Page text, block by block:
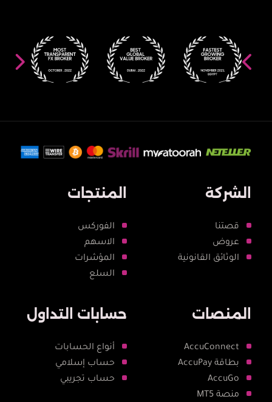
الشركة
قصتنا
عروض
الوثائق القانونية
المنتجات
الفوركس
الاسهم
المؤشرات
السلع
المنصات
AccuConnect
بطاقة AccuPay
AccuGo
منصة MT5
حسابات التداول
أنواع الحسابات
حساب إسلامي
حساب تجريبي